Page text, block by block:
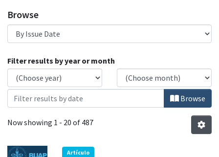
Browse
Browsing Investigadoras BUAP by Issue
Filter results by year or month
Browse
Now showing 1 - 20 of 487
Artículo